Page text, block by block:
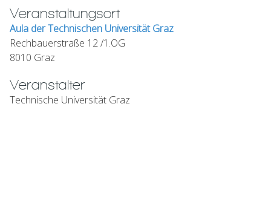
Veranstaltungsort
Aula der Technischen Universität Graz
Rechbauerstraße 12 /1.OG
8010 Graz
Veranstalter
Technische Universität Graz